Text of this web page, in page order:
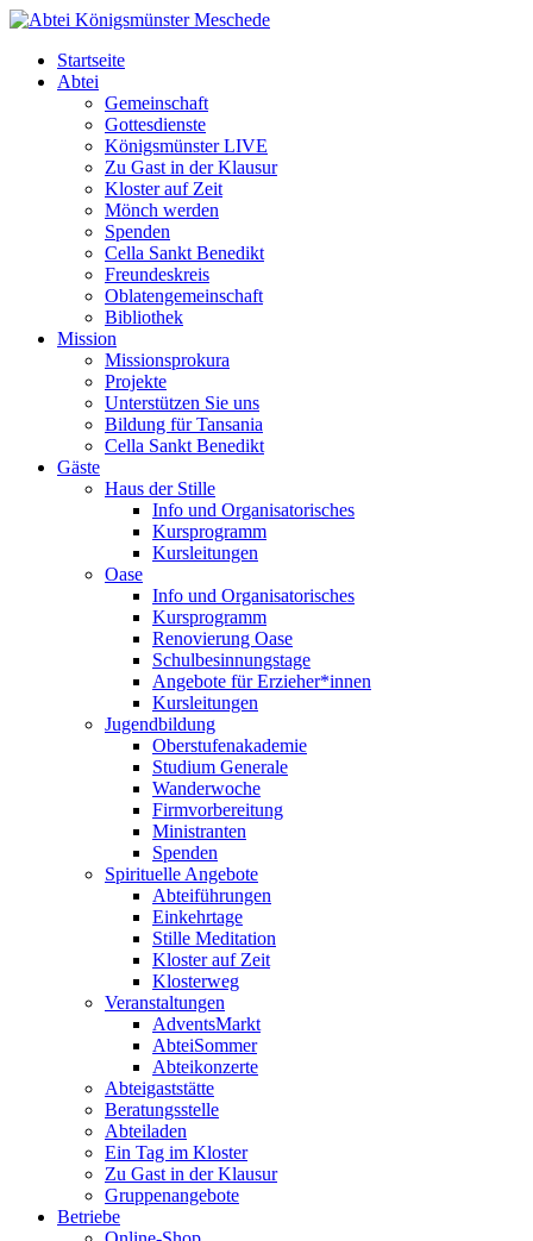
Startseite
Abtei
Gemeinschaft
Gottesdienste
Königsmünster LIVE
Zu Gast in der Klausur
Kloster auf Zeit
Mönch werden
Spenden
Cella Sankt Benedikt
Freundeskreis
Oblatengemeinschaft
Bibliothek
Mission
Missionsprokura
Projekte
Unterstützen Sie uns
Bildung für Tansania
Cella Sankt Benedikt
Gäste
Haus der Stille
Info und Organisatorisches
Kursprogramm
Kursleitungen
Oase
Info und Organisatorisches
Kursprogramm
Renovierung Oase
Schulbesinnungstage
Angebote für Erzieher*innen
Kursleitungen
Jugendbildung
Oberstufenakademie
Studium Generale
Wanderwoche
Firmvorbereitung
Ministranten
Spenden
Spirituelle Angebote
Abteiführungen
Einkehrtage
Stille Meditation
Kloster auf Zeit
Klosterweg
Veranstaltungen
AdventsMarkt
AbteiSommer
Abteikonzerte
Abteigaststätte
Beratungsstelle
Abteiladen
Ein Tag im Kloster
Zu Gast in der Klausur
Gruppenangebote
Betriebe